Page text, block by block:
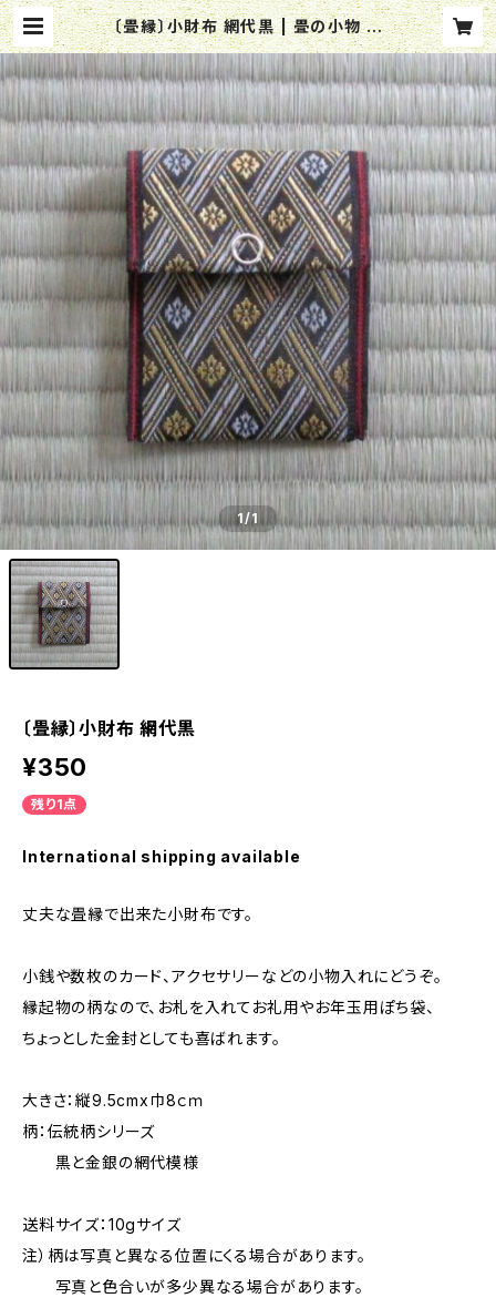
〔畳縁〕小財布 網代黒 | 畳の小物 す
いじん
1/1
〔畳縁〕小財布 網代黒
¥350
残り1点
International shipping available
丈夫な畳縁で出来た小財布です。
小銭や数枚のカード、アクセサリーなどの小物入れにどうぞ。
縁起物の柄なので、お札を入れてお礼用やお年玉用ぽち袋、
ちょっとした金封としても喜ばれます。
大きさ：縦9.5cmx巾8ｃｍ
柄：伝統柄シリーズ
黒と金銀の網代模様
送料サイズ：10gサイズ
注）柄は写真と異なる位置にくる場合があります。
写真と色合いが多少異なる場合があります。